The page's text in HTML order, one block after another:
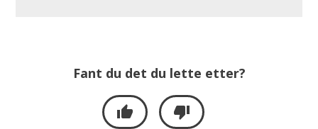
Fant du det du lette etter?